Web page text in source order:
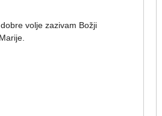
volje zazivam Božji